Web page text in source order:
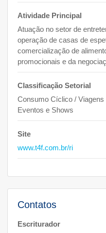
Atividade Principal
Atuação no setor de
operação de casas de
comercialização de
promocionais e da
Classificação Setorial
Consumo Cíclico /
Eventos e Shows
Site
www.t4f.com.br/ri
Contatos
Escriturador